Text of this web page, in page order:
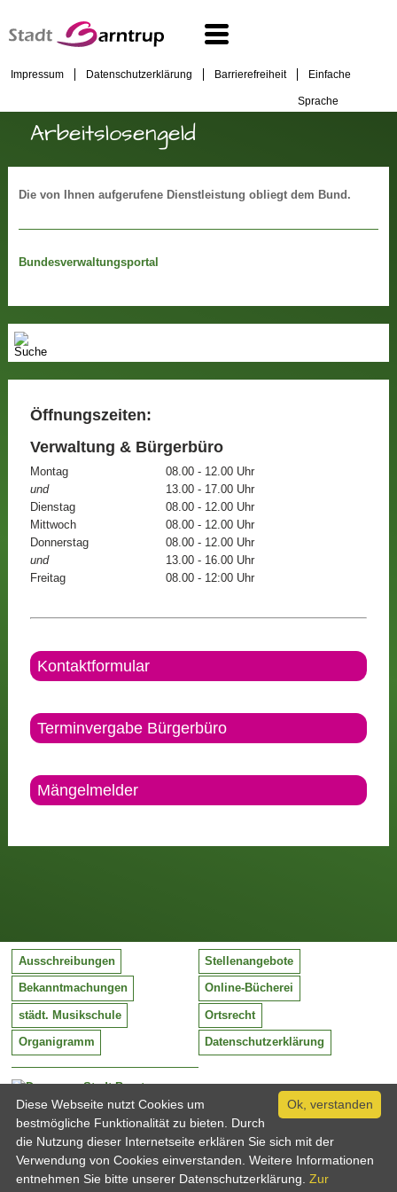
Impressum Datenschutzerklärung Barrierefreiheit Einfache
Sprache
Arbeitslosengeld
Die von Ihnen aufgerufene Dienstleistung obliegt dem Bund.
Bundesverwaltungsportal
Öffnungszeiten:
Verwaltung & Bürgerbüro
Montag
08.00 - 12.00 Uhr
und
13.00 - 17.00 Uhr
Dienstag
08.00 - 12.00 Uhr
Mittwoch
08.00 - 12.00 Uhr
Donnerstag
08.00 - 12.00 Uhr
und
13.00 - 16.00 Uhr
Freitag
08.00 - 12:00 Uhr
Kontaktformular
Terminvergabe Bürgerbüro
Mängelmelder
Stadt Barntrup
Mittelstraße 38
32683 Barntrup
Tel:
Email:
05263 / 409-0
info@barntrup.de
Ausschreibungen Stellenangebote
Bekanntmachungen Online-Bücherei
städt. Musikschule Ortsrecht
Organigramm Datenschutzerklärung
Ok, verstanden
Diese Webseite nutzt Cookies um
bestmögliche Funktionalität zu bieten. Durch
die Nutzung dieser Internetseite erklären Sie sich mit der
Verwendung von Cookies einverstanden. Weitere Informationen
entnehmen Sie bitte unserer Datenschutzerklärung. Zur